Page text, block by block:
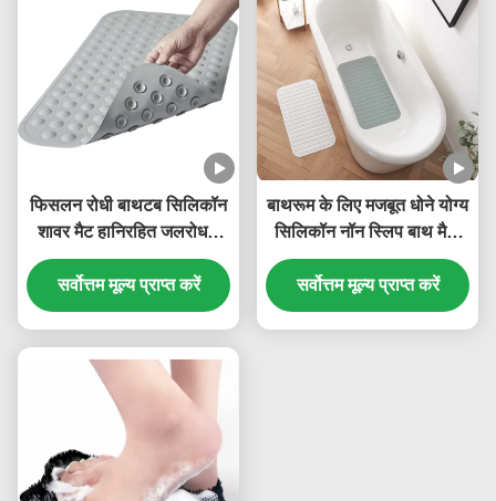
फिसलन रोधी बाथटब सिलिकॉन
शावर मैट हानिरहित जलरोधक
टिकाऊ
सर्वोत्तम मूल्य प्राप्त करें
बाथरूम के लिए मजबूत धोने योग्य
सिलिकॉन नॉन स्लिप बाथ मैट,
आयताकार आकार
सर्वोत्तम मूल्य प्राप्त करें